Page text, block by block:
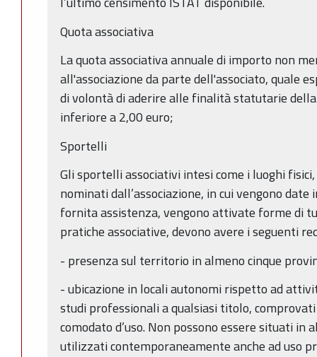
Quota associativa
La quota associativa annuale di importo non
all'associazione da parte dell'associato, quale
di volontà di aderire alle finalità statutarie
inferiore a 2,00 euro;
Sportelli
Gli sportelli associativi intesi come i luoghi
nominati dall’associazione, in cui vengono
fornita assistenza, vengono attivate forme di
pratiche associative, devono avere i seguenti
- presenza sul territorio in almeno cinque
- ubicazione in locali autonomi rispetto ad
studi professionali a qualsiasi titolo,
comodato d’uso. Non possono essere situati
utilizzati contemporaneamente anche ad uso